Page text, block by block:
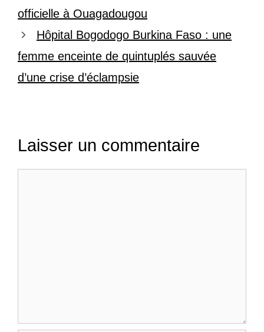
officielle à Ouagadougou
Hôpital Bogodogo Burkina Faso : une
femme enceinte de quintuplés sauvée
d’une crise d’éclampsie
Laisser un commentaire